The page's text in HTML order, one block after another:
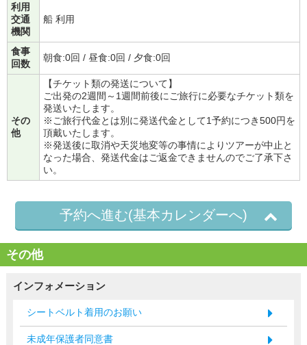
利用
交通
機関
船 利用
食事
回数
朝食:0回 / 昼食:0回 / 夕食:0回
その
他
【チケット類の発送について】
ご出発の2週間～1週間前後にご旅行に必要なチケット類を
発送いたします。
※ご旅行代金とは別に発送代金として1予約につき500円を
頂戴いたします。
※発送後に取消や天災地変等の事情によりツアーが中止と
なった場合、発送代金はご返金できませんのでご了承下さ
い。
予約へ進む(基本カレンダーへ)
その他
インフォメーション
シートベルト着用のお願い
未成年保護者同意書